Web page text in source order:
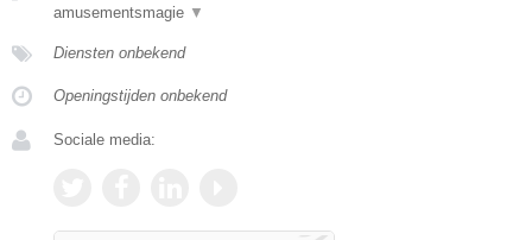
amusementsmagie ▼
Diensten onbekend
Openingstijden onbekend
Sociale media: